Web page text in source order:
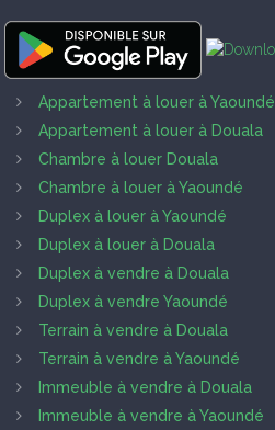
Appartement à louer à Yaoundé
Appartement à louer à Douala
Chambre à louer Douala
Chambre à louer à Yaoundé
Duplex à louer à Yaoundé
Duplex à louer à Douala
Duplex à vendre à Douala
Duplex à vendre Yaoundé
Terrain à vendre à Douala
Terrain à vendre à Yaoundé
Immeuble à vendre à Douala
Immeuble à vendre à Yaoundé